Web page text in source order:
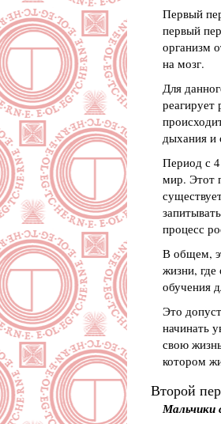
Первый
первый
организм
на мозг.
Для
дыхания и
Период с
мир. Этот
процесс
В общем,
жизни, где
обучения
Это
начинать
свою
котором
Второй
Мальчики